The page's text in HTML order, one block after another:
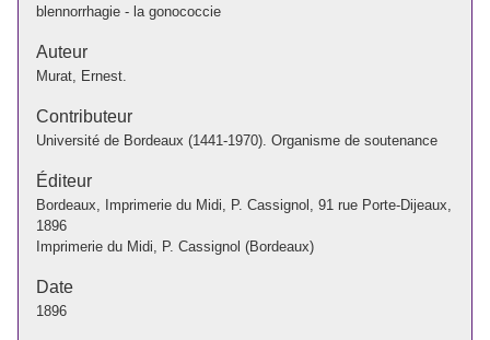
blennorrhagie - la gonococcie
Auteur
Murat, Ernest.
Contributeur
Université de Bordeaux (1441-1970). Organisme de soutenance
Éditeur
Bordeaux, Imprimerie du Midi, P. Cassignol, 91 rue Porte-Dijeaux,
1896
Imprimerie du Midi, P. Cassignol (Bordeaux)
Date
1896